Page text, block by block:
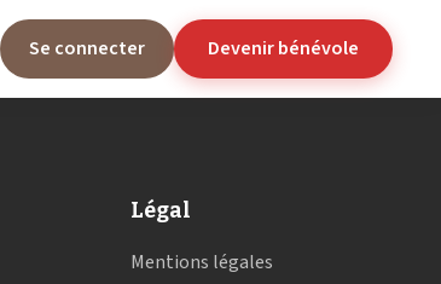
Se connecter Devenir bénévole
Légal
Mentions légales